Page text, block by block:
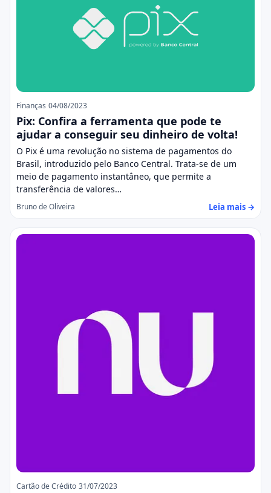
Finanças 04/08/2023
Pix: Confira a ferramenta que pode te
ajudar a conseguir seu dinheiro de volta!
O Pix é uma revolução no sistema de pagamentos do
Brasil, introduzido pelo Banco Central. Trata-se de um
meio de pagamento instantâneo, que permite a
transferência de valores…
Bruno de Oliveira Leia mais →
Cartão de Crédito 31/07/2023